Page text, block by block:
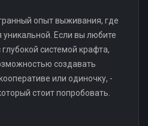
опыт выживания, где
уникальной. Если вы любите
системой крафта,
создавать
или одиночку, -
стоит попробовать.